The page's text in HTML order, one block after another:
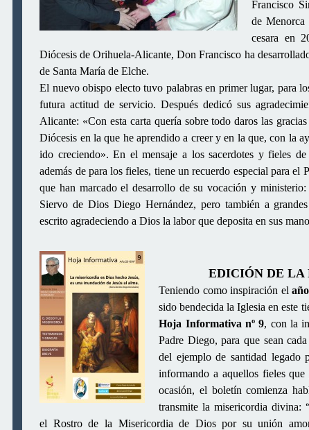
Francisco
de Menorca
cesara en
Diócesis de Orihuela-Alicante, Don Francisco ha
de Santa María de Elche.
El nuevo obispo electo tuvo palabras en primer lugar, para
futura actitud de servicio. Después dedicó sus
Alicante: «Con esta carta quería sobre todo daros las
Diócesis en la que he aprendido a creer y en la que, con la
ido creciendo». En el mensaje a los sacerdotes y fieles
además de para los fieles, tiene un recuerdo especial para el
que han marcado el desarrollo de su vocación y ministerio:
Siervo de Dios Diego Hernández, pero también a
escrito agradeciendo a Dios la labor que deposita en sus
EDICIÓN DE LA
Teniendo como inspiración el
sido bendecida la Iglesia en este
Hoja Informativa nº 9, con la
Padre Diego, para que sean
del ejemplo de santidad
informando a aquellos fieles
ocasión, el boletín comienza
transmite la misericordia divina:
el Rostro de la Misericordia de Dios por su unión